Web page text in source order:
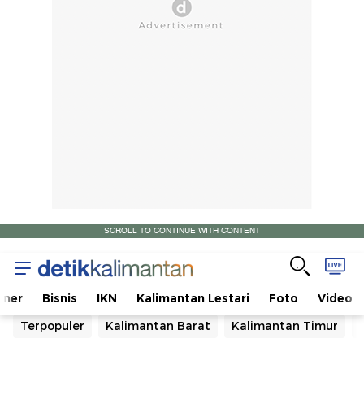
Indeks
Berita
SCROLL TO CONTINUE WITH CONTENT
Bisnis IKN Kalimantan Lestari Foto
Video
Terpopuler
Kalimantan Barat Kalimantan Timur